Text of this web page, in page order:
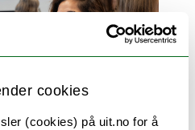
cookies
(cookies) på uit.no for å